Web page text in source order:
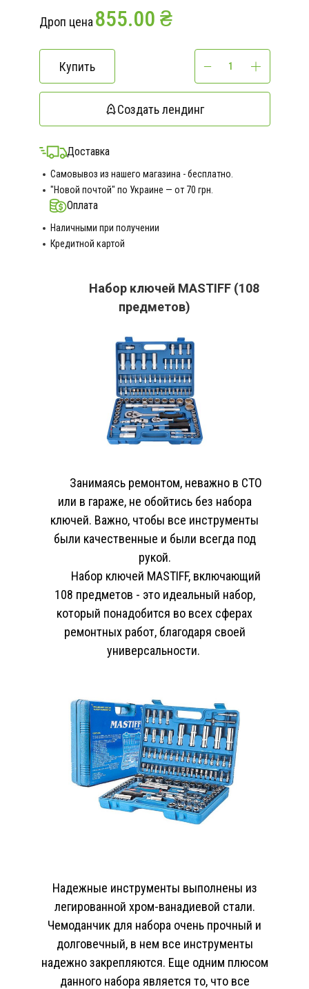
Дроп цена 855.00 ₴
Купить
Создать лендинг
Доставка
Самовывоз из нашего магазина - бесплатно.
"Новой почтой" по Украине — от 70 грн.
Оплата
Наличными при получении
Кредитной картой
Набор ключей MASTIFF (108
предметов)
Занимаясь ремонтом, неважно в СТО
или в гараже, не обойтись без набора
ключей. Важно, чтобы все инструменты
были качественные и были всегда под
рукой.
Набор ключей MASTIFF, включающий
108 предметов - это идеальный набор,
который понадобится во всех сферах
ремонтных работ, благодаря своей
универсальности.
Надежные инструменты выполнены из
легированной хром-ванадиевой стали.
Чемоданчик для набора очень прочный и
долговечный, в нем все инструменты
надежно закрепляются. Еще одним плюсом
данного набора является то, что все